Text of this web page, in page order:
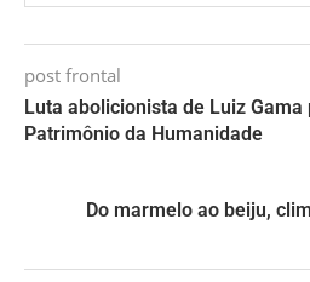
post frontal
Luta abolicionista de Luiz Gama
Patrimônio da Humanidade
Do marmelo ao beiju,